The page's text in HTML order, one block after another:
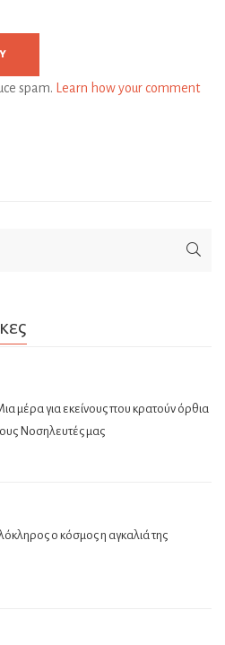
spam.
Learn how your comment
μέρα για εκείνους που κρατούν όρθια
Νοσηλευτές μας
ο κόσμος η αγκαλιά της